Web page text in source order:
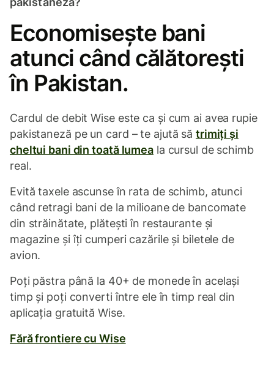
Economisește bani
atunci când călătorești
în Pakistan.
Cardul de debit Wise este ca și cum ai avea rupie
pakistaneză pe un card – te ajută sătrimiți și
cheltui bani din toată lumeala cursul de schimb
real.
Evită taxele ascunse în rata de schimb, atunci
când retragi bani de la milioane de bancomate
din străinătate, plătești în restaurante și
magazine și îți cumperi cazările și biletele de
avion.
Poți păstra până la 40+ de monede în același
timp și poți converti între ele în timp real din
aplicația gratuită Wise.
Fără frontiere cu Wise